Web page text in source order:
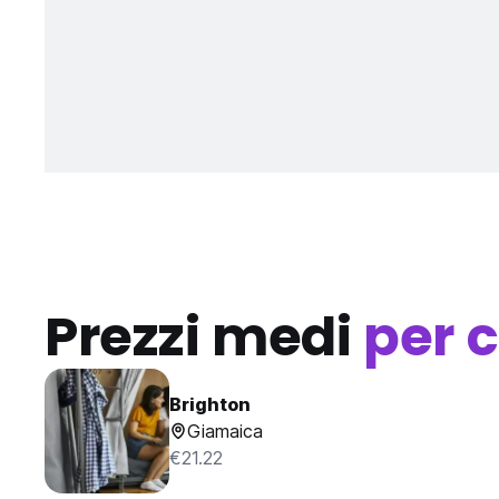
Prezzi medi per
Brighton
Giamaica
€21.22